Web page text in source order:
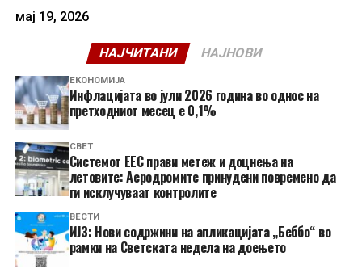
мај 19, 2026
НАЈЧИТАНИ НАЈНОВИ
ЕКОНОМИЈА
Инфлацијата во јули 2026 година во однос на
претходниот месец е 0,1%
СВЕТ
Системот ЕЕС прави метеж и доцнења на
летовите: Аеродромите принудени повремено да
ги исклучуваат контролите
ВЕСТИ
ИЈЗ: Нови содржини на апликацијата „Беббо“ во
рамки на Светската недела на доењето